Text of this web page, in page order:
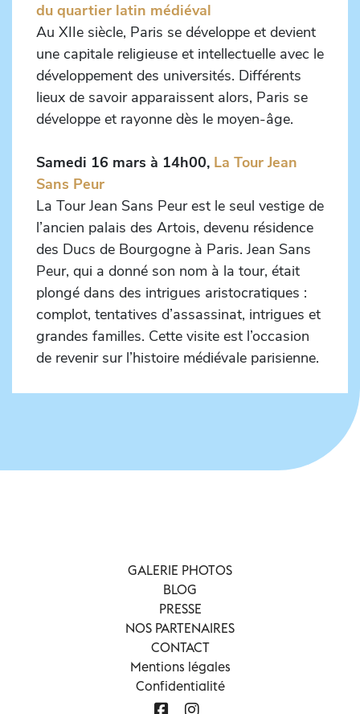
du quartier latin médiéval
Au XIIe siècle, Paris se développe et devient
une capitale religieuse et intellectuelle avec le
développement des universités. Différents
lieux de savoir apparaissent alors, Paris se
développe et rayonne dès le moyen-âge.
Samedi 16 mars à 14h00, La Tour Jean
Sans Peur
La Tour Jean Sans Peur est le seul vestige de
l’ancien palais des Artois, devenu résidence
des Ducs de Bourgogne à Paris. Jean Sans
Peur, qui a donné son nom à la tour, était
plongé dans des intrigues aristocratiques :
complot, tentatives d’assassinat, intrigues et
grandes familles. Cette visite est l’occasion
de revenir sur l’histoire médiévale parisienne.
GALERIE PHOTOS
BLOG
PRESSE
NOS PARTENAIRES
CONTACT
Mentions légales
Confidentialité